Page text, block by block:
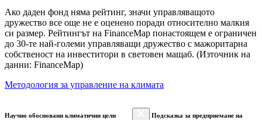
Ако даден фонд няма рейтинг, значи управляващото
дружество все още не е оценено поради относително малкия
си размер. Рейтингът на FinanceMap понастоящем е ограничен
до 30-те най-големи управляващи дружество с мажоритарна
собственост на инвеститори в световен мащаб. (Източник на
данни: FinanceMap)
Методология за управление на климата
Научно обосновани климатични цели
Подсказка за предприемане на